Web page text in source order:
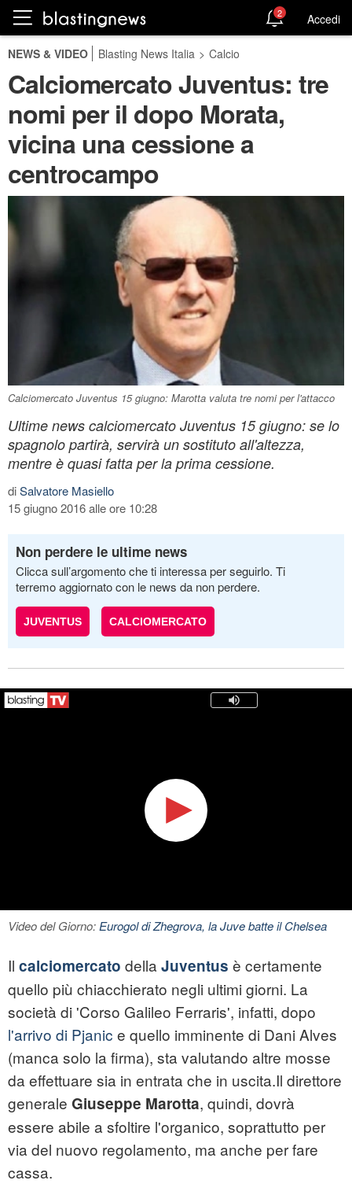
2 Accedi
NEWS & VIDEO Blasting News Italia > Calcio
Calciomercato Juventus: tre
nomi per il dopo Morata,
vicina una cessione a
centrocampo
Calciomercato Juventus 15 giugno: Marotta valuta tre nomi per l'attacco
Ultime news calciomercato Juventus 15 giugno: se lo
spagnolo partirà, servirà un sostituto all'altezza,
mentre è quasi fatta per la prima cessione.
diSalvatore Masiello
15 giugno 2016 alle ore 10:28
Non perdere le ultime news
Clicca sull’argomento che ti interessa per seguirlo. Ti
terremo aggiornato con le news da non perdere.
JUVENTUS CALCIOMERCATO
Video del Giorno:Eurogol di Zhegrova, la Juve batte il Chelsea
Il calciomercato della Juventus è certamente
quello più chiacchierato negli ultimi giorni. La
società di 'Corso Galileo Ferraris', infatti, dopo
l'arrivo di Pjanic e quello imminente di Dani Alves
(manca solo la firma), sta valutando altre mosse
da effettuare sia in entrata che in uscita.Il direttore
generale Giuseppe Marotta, quindi, dovrà
essere abile a sfoltire l'organico, soprattutto per
via del nuovo regolamento, ma anche per fare
cassa.